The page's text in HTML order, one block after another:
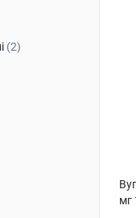
(2)
мг